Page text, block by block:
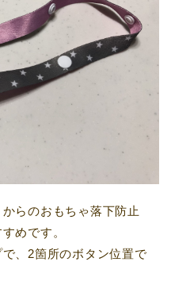
らのおもちゃ落下防止
めです。
、2箇所のボタン位置で